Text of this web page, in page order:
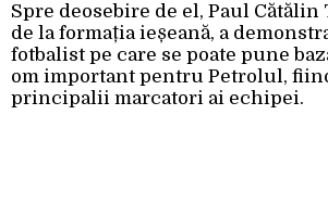
Spre deosebire de el, Paul
de la formația ieșeană, a
fotbalist pe care se poate pune
om important pentru Petrolul,
principalii marcatori ai echipei.